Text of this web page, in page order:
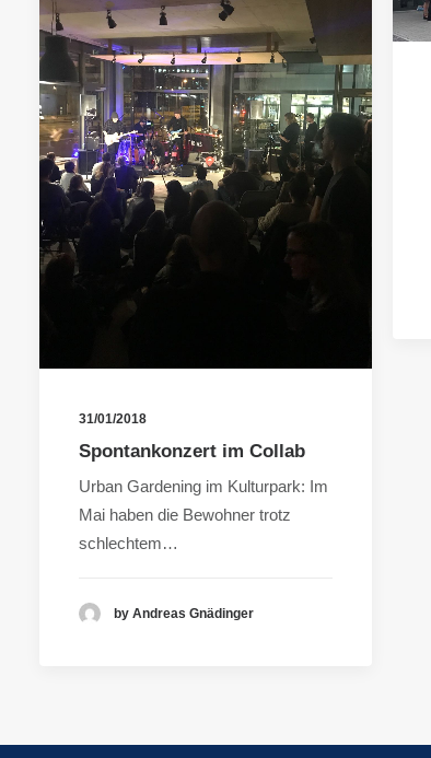
31/01/2018
Spontankonzert im Collab
Urban Gardening im Kulturpark: Im
Mai haben die Bewohner trotz
schlechtem…
by Andreas Gnädinger